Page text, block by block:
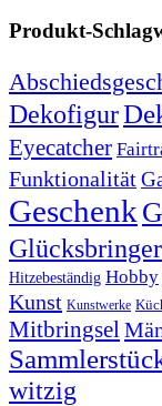
Produkt-
Dekofigur
Eyecatcher
Funktionalität
Geschenk
Glücksbringer
Hitzebeständig Hobby
Kunst Kunstwerke
Mitbringsel
witzig